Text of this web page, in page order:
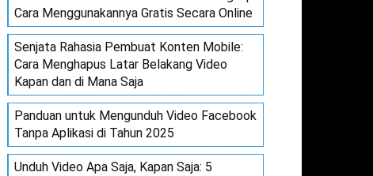
Cara Menggunakannya Gratis Secara Online
Senjata Rahasia Pembuat Konten Mobile:
Cara Menghapus Latar Belakang Video
Kapan dan di Mana Saja
Panduan untuk Mengunduh Video Facebook
Tanpa Aplikasi di Tahun 2025
Unduh Video Apa Saja, Kapan Saja: 5